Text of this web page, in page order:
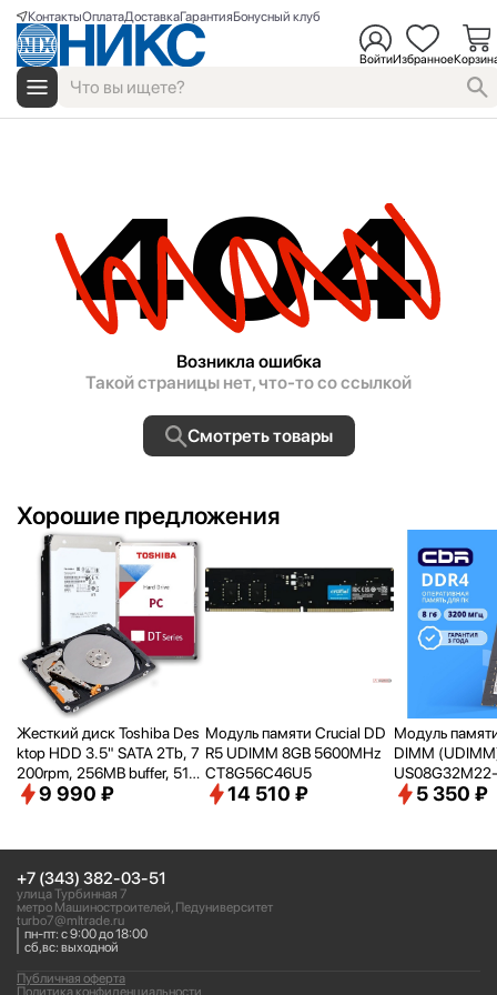
КонтактыОплатаДоставкаГарантияБонусный клуб
ВойтиИзбранное
404
Возникла ошибка
Такой страницы нет, что-то со ссылкой
Смотреть товары
Хорошие предложения
Жесткий диск Toshiba Des
ktop HDD 3.5" SATA 2Tb, 7
200rpm, 256MB buffer, 512
e, SMR, DT02ACA200
9 990 ₽
Модуль памяти Crucial DD
R5 UDIMM 8GB 5600MHz
CT8G56C46U5
14 510 ₽
Модуль
DIMM
00, 3200MHz,
5 350 ₽
+7 (343) 382-03-51
улица Турбинная 7
метро Машиностроителей, Педуниверситет
turbo7@mltrade.ru
пн-пт: с 9:00 до 18:00
сб,вс: выходной
Политика конфиденциальности
Публичная оферта